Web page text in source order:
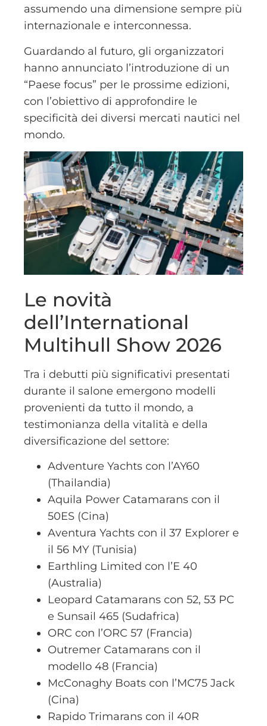
assumendo una dimensione sempre più
internazionale e interconnessa.
Guardando al futuro, gli organizzatori
hanno annunciato l’introduzione di un
“Paese focus” per le prossime edizioni,
con l’obiettivo di approfondire le
specificità dei diversi mercati nautici nel
mondo.
Le novità
dell’International
Multihull Show 2026
Tra i debutti più significativi presentati
durante il salone emergono modelli
provenienti da tutto il mondo, a
testimonianza della vitalità e della
diversificazione del settore:
Adventure Yachts con l’AY60
(Thailandia)
Aquila Power Catamarans con il
50ES (Cina)
Aventura Yachts con il 37 Explorer e
il 56 MY (Tunisia)
Earthling Limited con l’E 40
(Australia)
Leopard Catamarans con 52, 53 PC
e Sunsail 465 (Sudafrica)
ORC con l’ORC 57 (Francia)
Outremer Catamarans con il
modello 48 (Francia)
McConaghy Boats con l’MC75 Jack
(Cina)
Rapido Trimarans con il 40R